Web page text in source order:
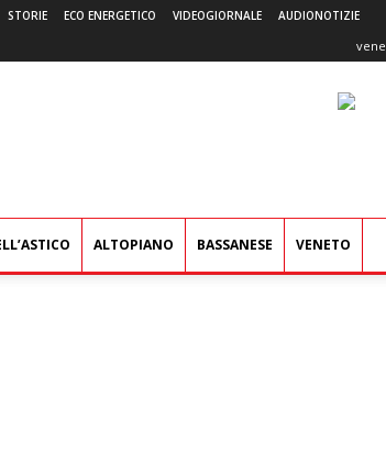
STORIE ECO ENERGETICO VIDEOGIORNALE AUDIONOTIZIE
ALTOPIANO BASSANESE VENETO